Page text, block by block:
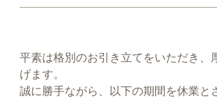
平素は格別のお引き立てをいただき、
げます。
誠に勝手ながら、以下の期間を休業と